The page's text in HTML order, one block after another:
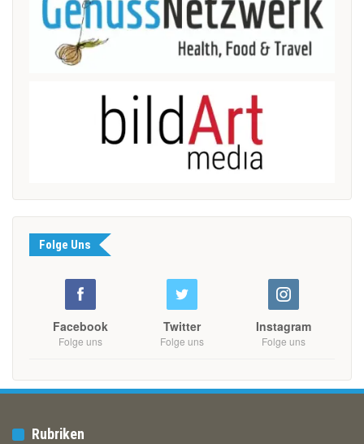
Folge Uns
Facebook
Folge uns
Twitter
Folge uns
Instagram
Folge uns
Rubriken